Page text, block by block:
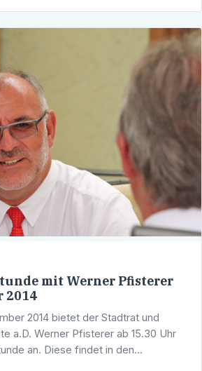
mit Werner Pfisterer
2014
2014 bietet der Stadtrat und
a.D. Werner Pfisterer ab 15.30 Uhr
an. Diese findet in den